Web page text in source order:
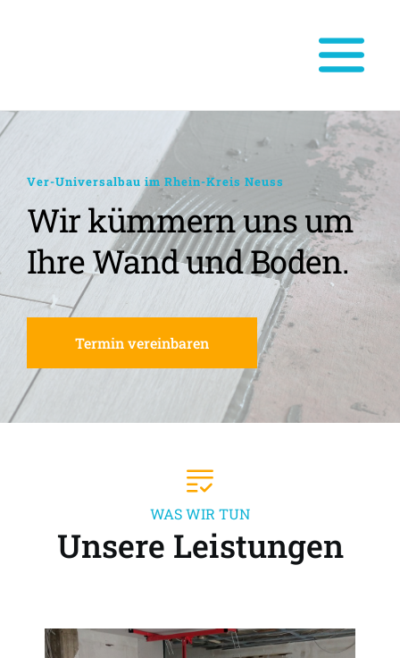
Ver-Universalbau im Rhein-Kreis Neuss
Wir kümmern uns um
Ihre Wand und Boden.
Termin vereinbaren
WAS WIR TUN
Unsere Leistungen